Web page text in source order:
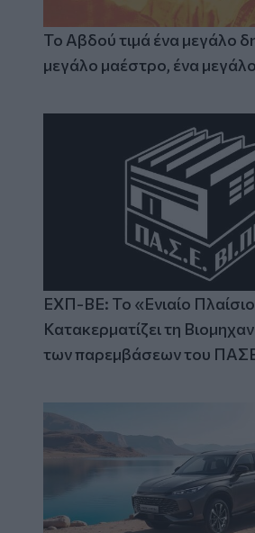
Το Αβδού τιμά ένα μεγάλο
μεγάλο μαέστρο, ένα
ΕΧΠ-ΒΕ: Το «Ενιαίο
Κατακερματίζει τη
των παρεμβάσεων του